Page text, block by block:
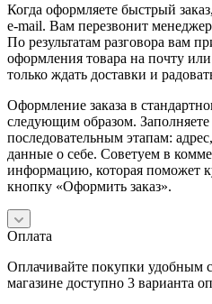
Когда оформляете быстрый
e-mail. Вам перезвонит
По результатам разговора вам
оформления товара на почту
только ждать доставки и
Оформление заказа в
следующим образом.
последовательным этапам:
данные о себе. Советуем в
информацию, которая поможет
кнопку «Оформить заказ».
Оплата
Оплачивайте покупки удобным
магазине доступно 3 варианта